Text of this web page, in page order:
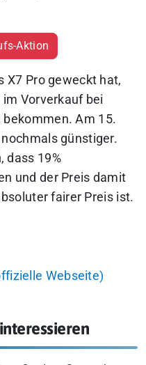
Aktion
X7 Pro geweckt hat,
Vorverkauf bei
Am 15.
günstiger.
dass 19%
und der Preis damit
fairer Preis ist.
Webseite)